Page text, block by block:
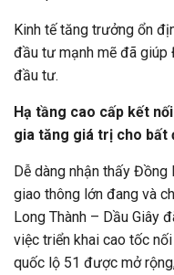
Kinh tế tăng trưởng ổn
đầu tư mạnh mẽ đã giúp
đầu tư.
Hạ tầng cao cấp kết
gia tăng giá trị cho bất
Dễ dàng nhận thấy
giao thông lớn đang và
Long Thành – Dầu Giây
việc triển khai cao tốc
quốc lộ 51 được mở